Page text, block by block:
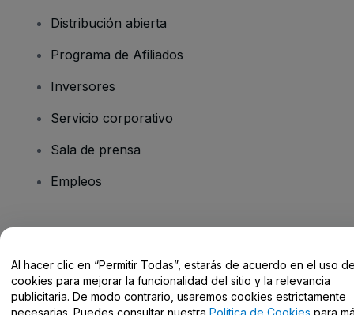
Distribución abierta
Programa de Afiliados
Inversores
Servicio corporativo
Sala de prensa
Empleos
Centro de Ayuda / Contacto
Al hacer clic en “Permitir Todas”, estarás de acuerdo en el uso
cookies para mejorar la funcionalidad del sitio y la relevancia
publicitaria. De modo contrario, usaremos cookies estrictamente
necesarias. Puedes consultar nuestra Política de Cookies para